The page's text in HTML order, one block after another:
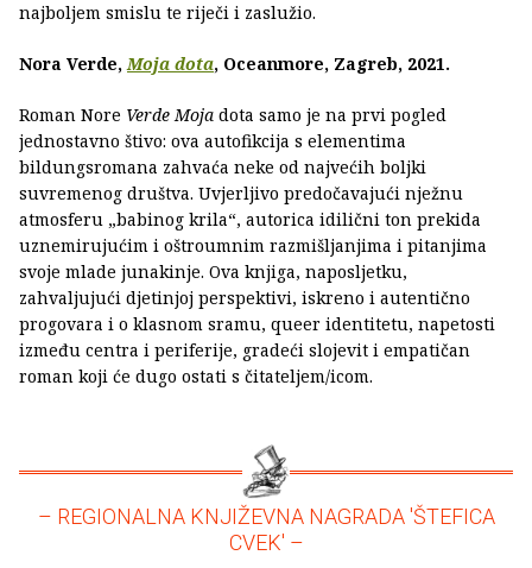
najboljem smislu te riječi i zaslužio.
Nora Verde,Moja dota, Oceanmore, Zagreb, 2021.
Roman Nore Verde Moja dota samo je na prvi pogled
jednostavno štivo: ova autofikcija s elementima
bildungsromana zahvaća neke od najvećih boljki
suvremenog društva. Uvjerljivo predočavajući nježnu
atmosferu „babinog krila“, autorica idilični ton prekida
uznemirujućim i oštroumnim razmišljanjima i pitanjima
svoje mlade junakinje. Ova knjiga, naposljetku,
zahvaljujući djetinjoj perspektivi, iskreno i autentično
progovara i o klasnom sramu, queer identitetu, napetosti
između centra i periferije, gradeći slojevit i empatičan
roman koji će dugo ostati s čitateljem/icom.
– REGIONALNA KNJIŽEVNA NAGRADA 'ŠTEFICA
CVEK' –